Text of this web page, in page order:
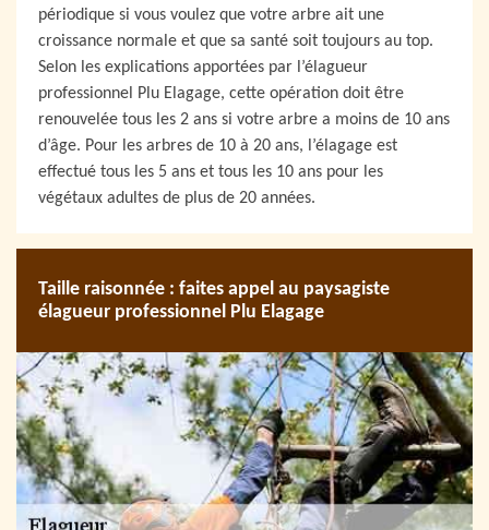
périodique si vous voulez que votre arbre ait une
croissance normale et que sa santé soit toujours au top.
Selon les explications apportées par l’élagueur
professionnel Plu Elagage, cette opération doit être
renouvelée tous les 2 ans si votre arbre a moins de 10 ans
d’âge. Pour les arbres de 10 à 20 ans, l’élagage est
effectué tous les 5 ans et tous les 10 ans pour les
végétaux adultes de plus de 20 années.
Taille raisonnée : faites appel au paysagiste
élagueur professionnel Plu Elagage